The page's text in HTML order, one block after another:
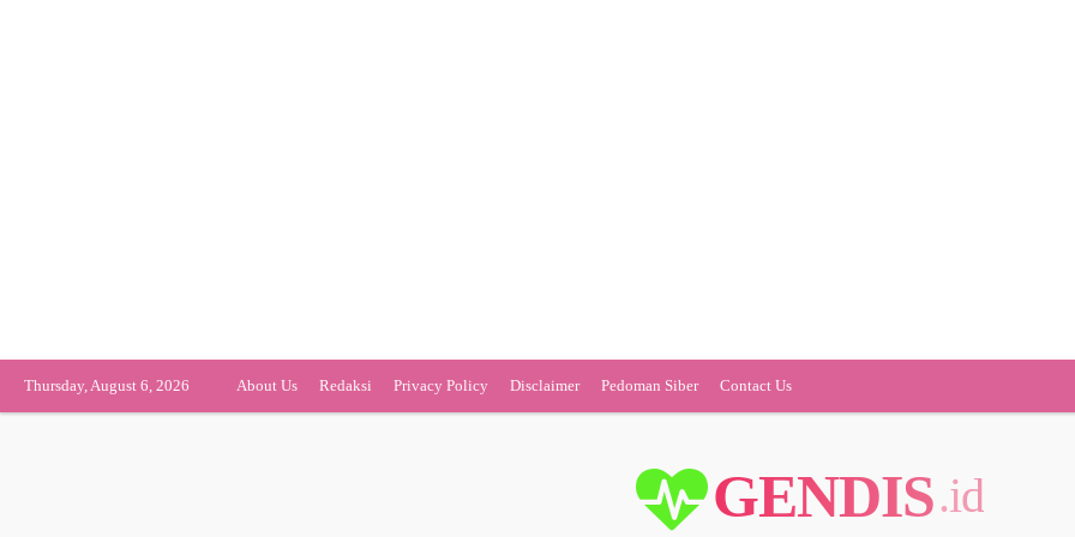
Thursday, August 6, 2026 About Us Redaksi Privacy Policy Disclaimer Pedoman Siber Contact Us
GENDIS.id